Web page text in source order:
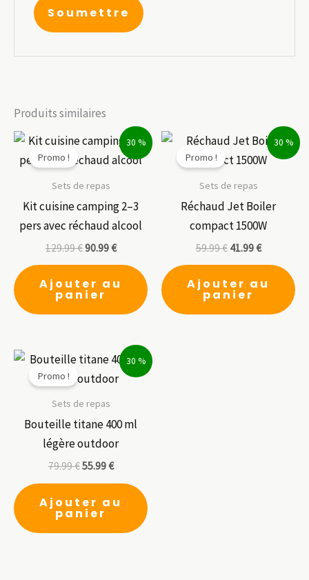
Produits similaires
30 %
Promo !
Sets de repas
Kit cuisine camping 2–3
pers avec réchaud alcool
129.99€90.99€
Ajouter au
panier
30 %
Promo !
Sets de repas
Réchaud Jet Boiler
compact 1500W
59.99€ 41.99€
Ajouter au
panier
30 %
Promo !
Sets de repas
Bouteille titane 400 ml
légère outdoor
79.99€55.99€
Ajouter au
panier